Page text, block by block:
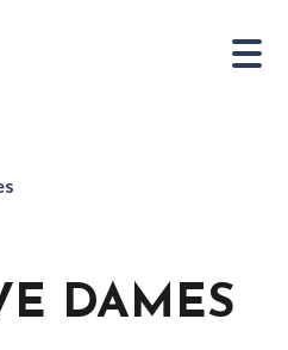
DAMES